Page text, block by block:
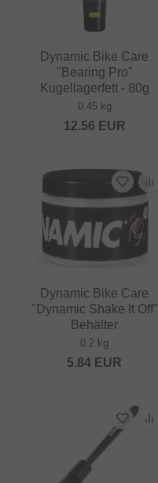
Dynamic Bike Care
"Bearing Pro"
Kugellagerfett - 80g
0.45 kg
12.56 EUR
Dynamic Bike Care
"Dynamic Shake It Off"
Behälter
0.2 kg
5.84 EUR